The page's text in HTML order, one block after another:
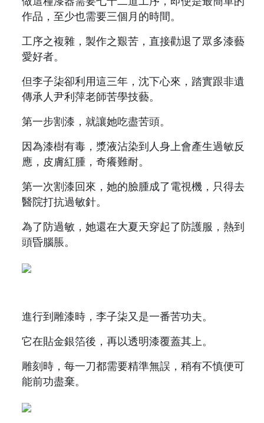
作品，至少也需要三個月的時間。
工序之複雜，製作之艱苦，直接勸退了眾多漆藝
愛好者。
但李子柒卻利用這三年，沈下心來，踏實跟非遺
傳承人尹利萍老師苦學技藝。
第一步割漆，就讓她吃盡苦頭。
因為漆樹有毒，漿液沾染到人身上會產生過敏反
應，皮膚紅腫，奇癢難耐。
第一次割漆回來，她的臉腫成了電視機，只得去
醫院打抗過敏針。
為了防過敏，她還在大夏天穿起了防護服，熱到
頭昏腦脹。
進行到雕漆時，李子柒又是一番苦功夫。
它在貼金銀箔後，再以透明漆覆蓋其上。
雕刻時，每一刀都需要精準無誤，稍有不慎便可
能前功盡棄。